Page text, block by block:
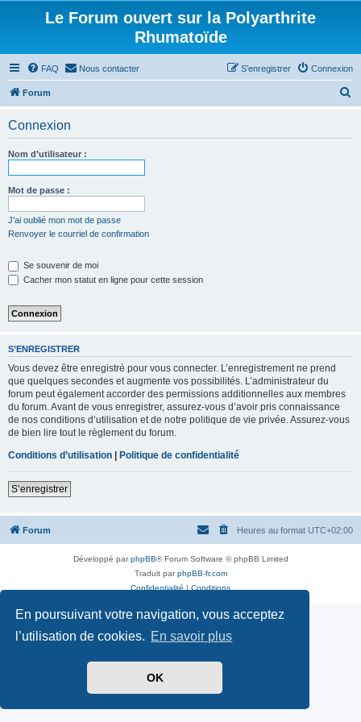
En poursuivant votre navigation, vous acceptez
l’utilisation de cookies. En savoir plus
OK
Le Forum ouvert sur la Polyarthrite
Rhumatoïde
FAQ Nous contacter Connexion
S’enregistrer
Forum
Connexion
Nom d’utilisateur :
Mot de passe :
J’ai oublié mon mot de passe
Renvoyer le courriel de confirmation
Se souvenir de moi
Cacher mon statut en ligne pour cette session
S’ENREGISTRER
Vous devez être enregistré pour vous connecter. L’enregistrement ne prend
que quelques secondes et augmente vos possibilités. L’administrateur du
forum peut également accorder des permissions additionnelles aux membres
du forum. Avant de vous enregistrer, assurez-vous d’avoir pris connaissance
de nos conditions d’utilisation et de notre politique de vie privée. Assurez-vous
de bien lire tout le règlement du forum.
Conditions d’utilisation | Politique de confidentialité
S’enregistrer
Forum Heures au format UTC+02:00
Développé parphpBB® Forum Software © phpBB Limited
Traduit parphpBB-fr.com
Confidentialité | Conditions